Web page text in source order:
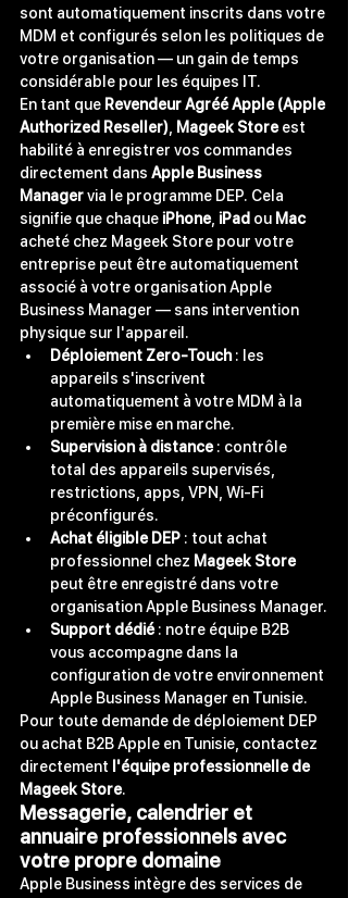
sont automatiquement inscrits dans votre
MDM et configurés selon les politiques de
votre organisation — un gain de temps
considérable pour les équipes IT.
En tant que Revendeur Agréé Apple (Apple
Authorized Reseller) Mageek Store est
habilité à enregistrer vos commandes
directement dans Apple Business
Manager via le programme DEP. Cela
signifie que chaque iPhone, iPad ou Mac
acheté chez Mageek Store pour votre
entreprise peut être automatiquement
associé à votre organisation Apple
Business Manager — sans intervention
physique sur l'appareil.
Déploiement Zero-Touch : les
appareils s'inscrivent
automatiquement à votre MDM à la
première mise en marche.
Supervision à distance : contrôle
total des appareils supervisés,
restrictions, apps, VPN, Wi-Fi
préconfigurés.
Achat éligible DEP : tout achat
professionnel chez Mageek Store
peut être enregistré dans votre
organisation Apple Business Manager.
Support dédié : notre équipe B2B
vous accompagne dans la
configuration de votre environnement
Apple Business Manager en Tunisie.
Pour toute demande de déploiement DEP
ou achat B2B Apple en Tunisie, contactez
directement l'équipe professionnelle de
Mageek Store.
Messagerie, calendrier et
annuaire professionnels avec
votre propre domaine
Apple Business intègre des services de